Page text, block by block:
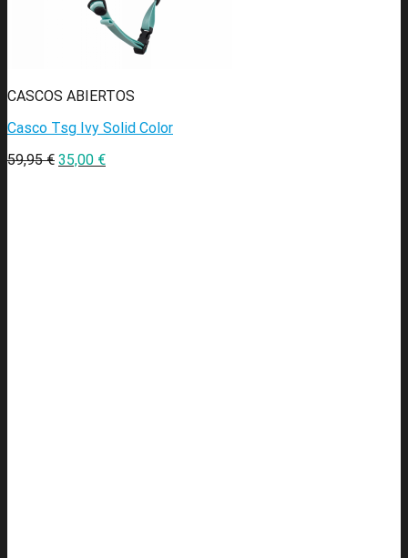
CASCOS ABIERTOS
Casco Tsg Ivy Solid Color
59,95€ 35,00 €